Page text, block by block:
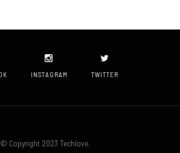
INSTAGRAM TWITTER
© Copyright 2023 Techlove.